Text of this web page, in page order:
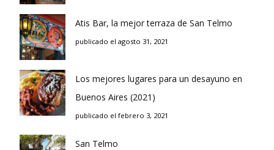
Atis Bar, la mejor terraza de San Telmo
publicado el agosto 31, 2021
Los mejores lugares para un desayuno en
Buenos Aires (2021)
publicado el febrero 3, 2021
San Telmo